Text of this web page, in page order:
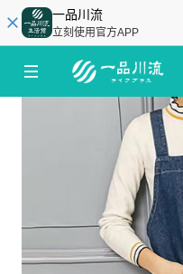
一品川流
立刻使用官方APP